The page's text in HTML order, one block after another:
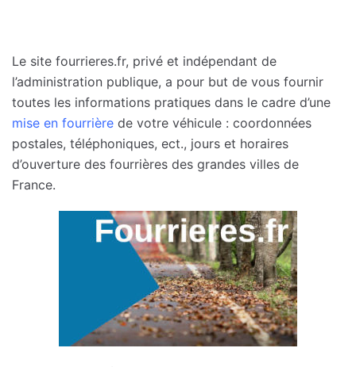
Le site fourrieres.fr, privé et indépendant de
l’administration publique, a pour but de vous fournir
toutes les informations pratiques dans le cadre d’une
mise en fourrière de votre véhicule : coordonnées
postales, téléphoniques, ect., jours et horaires
d’ouverture des fourrières des grandes villes de
France.